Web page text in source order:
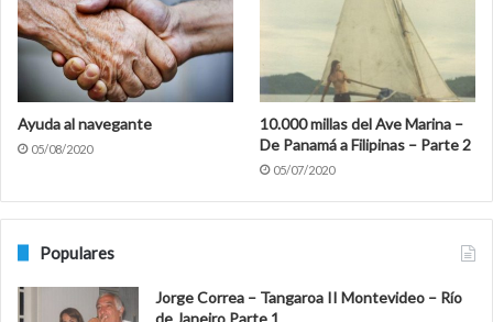
Ayuda al navegante
05/08/2020
10.000 millas del Ave Marina –
De Panamá a Filipinas – Parte 2
05/07/2020
Populares
Jorge Correa – Tangaroa II Montevideo – Río
de Janeiro Parte 1